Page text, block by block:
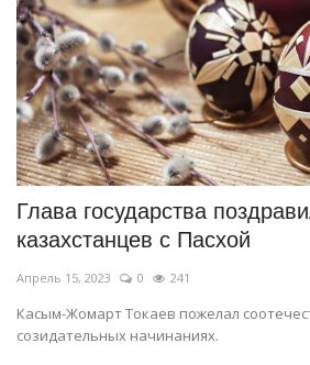
Глава государства
казахстанцев с Пасхой
Апрель 15, 2023 0 241
Касым-Жомарт Токаев пожелал
созидательных начинаниях.